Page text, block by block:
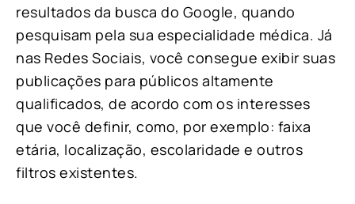
resultados da busca do Google, quando
pesquisam pela sua especialidade médica. Já
nas Redes Sociais, você consegue exibir suas
publicações para públicos altamente
qualificados, de acordo com os interesses
que você definir, como, por exemplo: faixa
etária, localização, escolaridade e outros
filtros existentes.